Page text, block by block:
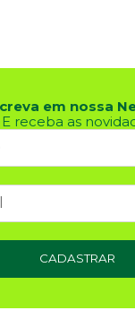
em nossa
E receba as
CADASTRAR